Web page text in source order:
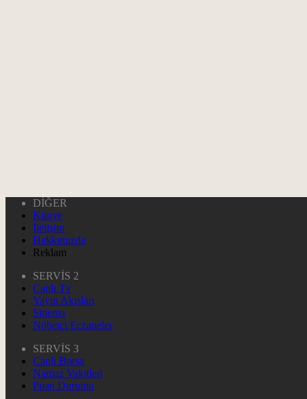
DİĞER
Künye
İletişim
Hakkımızda
Reklam
SERVİS 2
Canlı Tv
Yayın Akışları
Sinema
Nöbetçi Eczaneler
SERVİS 3
Canlı Borsa
Namaz Vakitleri
Puan Durumu